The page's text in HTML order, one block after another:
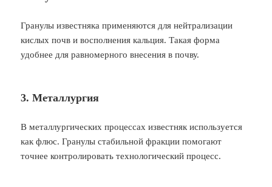
Гранулы известняка применяются для нейтрализации
кислых почв и восполнения кальция. Такая форма
удобнее для равномерного внесения в почву.
3. Металлургия
В металлургических процессах известняк используется
как флюс. Гранулы стабильной фракции помогают
точнее контролировать технологический процесс.